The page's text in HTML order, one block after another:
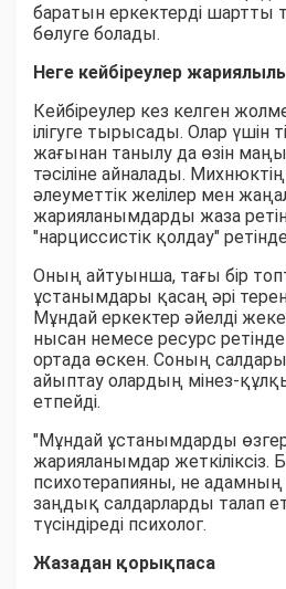
баратын еркектерді шартты
бөлуге болады.
Неге кейбіреулер
Кейбіреулер кез келген
ілігуге тырысады. Олар үшін
жағынан танылу да өзін
тәсіліне айналады.
әлеуметтік желілер мен
жарияланымдарды жаза
"нарциссистік қолдау"
Оның айтуынша, тағы бір
ұстанымдары қасаң әрі
Мұндай еркектер әйелді
нысан немесе ресурс
ортада өскен. Соның
айыптау олардың мінез-
етпейді.
"Мұндай ұстанымдарды
жарияланымдар жеткіліксіз.
психотерапияны, не адамның
заңдық салдарларды талап
түсіндіреді психолог.
Жазадан қорықпаса